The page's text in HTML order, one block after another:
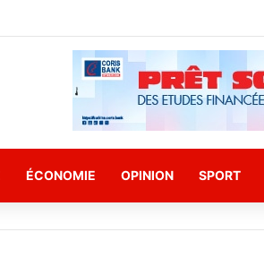
ÉCONOMIE OPINION SPORT